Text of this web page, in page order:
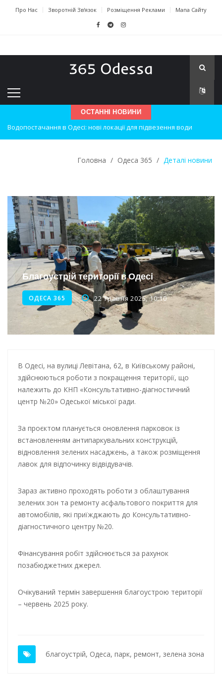
Про Нас Зворотній Зв'язок Розміщення Реклами Мапа Сайту
ОСТАННІ НОВИНИ
Водопостачання в Одесі: нові локації для підвезення води
Нічна атака на Одесу: наслідки вибухів
Новини з Зимової школи інсульту в Швейцарії
Інтеграція ветеранів в українське суспільство
Нічна атака на Одесу: наслідки обстрілу
Енергетична підтримка для Одеси
Головна / Одеса 365 / Деталі новини
Благоустрій території в Одесі
ОДЕСА 365 22 Травня 2025, 10:10
В Одесі, на вулиці Левітана, 62, в Київському районі,
здійснюються роботи з покращення території, що
належить до КНП «Консультативно-діагностичний
центр №20» Одеської міської ради.
За проєктом планується оновлення парковок із
встановленням антипаркувальних конструкцій,
відновлення зелених насаджень, а також розміщення
лавок для відпочинку відвідувачів.
Зараз активно проходять роботи з облаштування
зелених зон та ремонту асфальтового покриття для
автомобілів, які приїжджають до Консультативно-
діагностичного центру №20.
Фінансування робіт здійснюється за рахунок
позабюджетних джерел.
Очікуваний термін завершення благоустрою території
– червень 2025 року.
благоустрій, Одеса, парк, ремонт, зелена зона